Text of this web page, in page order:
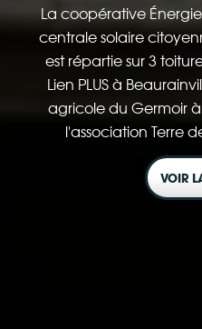
La coopérative
centrale solaire
est répartie sur 3
Lien PLUS à
agricole du Germoir
l'association Terre
VOIR